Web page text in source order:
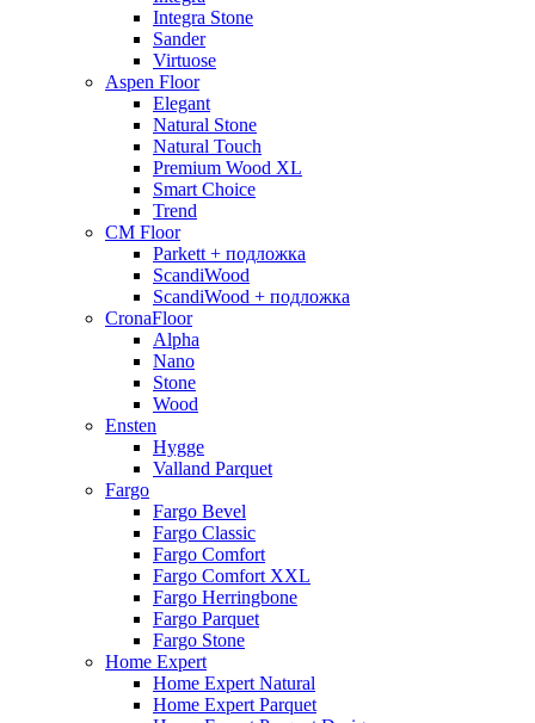
Integra Stone
Sander
Virtuose
Aspen Floor
Elegant
Natural Stone
Natural Touch
Premium Wood XL
Smart Choice
Trend
CM Floor
Parkett + подложка
ScandiWood
ScandiWood + подложка
CronaFloor
Alpha
Nano
Stone
Wood
Ensten
Hygge
Valland Parquet
Fargo
Fargo Bevel
Fargo Classic
Fargo Comfort
Fargo Comfort XXL
Fargo Herringbone
Fargo Parquet
Fargo Stone
Home Expert
Home Expert Natural
Home Expert Parquet